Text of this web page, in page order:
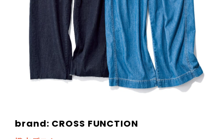
brand: CROSS FUNCTION